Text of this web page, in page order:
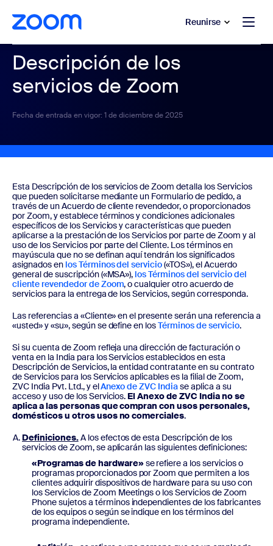
contenido principal
al chat de ayuda Reunirse
Descripción de los
servicios de Zoom
Fecha de entrada en vigor: 1 de diciembre de 2025
Esta Descripción de los servicios de Zoom detalla los Servicios
que pueden solicitarse mediante un Formulario de pedido, a
través de un Acuerdo de cliente revendedor, o proporcionados
por Zoom, y establece términos y condiciones adicionales
específicos de los Servicios y características que pueden
aplicarse a la prestación de los Servicios por parte de Zoom y al
uso de los Servicios por parte del Cliente. Los términos en
mayúscula que no se definan aquí tendrán los significados
asignados en los Términos del servicio(«TOS»), el Acuerdo
general de suscripción («MSA»), los Términos del servicio del
cliente revendedor de Zoom, o cualquier otro acuerdo de
servicios para la entrega de los Servicios, según corresponda.
Las referencias a «Cliente» en el presente serán una referencia a
«usted» y «su», según se define en losTérminos de servicio.
Si su cuenta de Zoom refleja una dirección de facturación o
venta en la India para los Servicios establecidos en esta
Descripción de Servicios, la entidad contratante en su contrato
de Servicios para los Servicios aplicables es la filial de Zoom,
ZVC India Pvt. Ltd., y elAnexo de ZVC Indiase aplica a su
acceso y uso de los Servicios. El Anexo de ZVC India no se
aplica a las personas que compran con usos personales,
domésticos u otros usos no comerciales.
Definiciones.A los efectos de esta Descripción de los
servicios de Zoom, se aplicarán las siguientes definiciones:
«Programas de hardware»se refiere a los servicios o
programas proporcionados por Zoom que permiten a los
clientes adquirir dispositivos de hardware para su uso con
los Servicios de Zoom Meetings o los Servicios de Zoom
Phone sujetos a términos independientes de los fabricantes
de los equipos o según se indique en los términos del
programa independiente.